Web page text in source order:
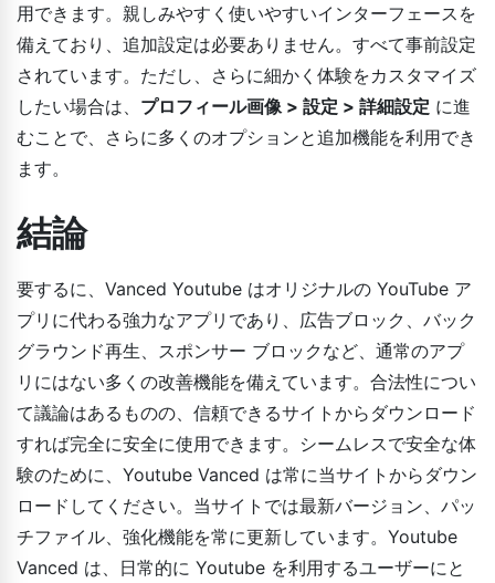
用できます。親しみやすく使いやすいインターフェースを
備えており、追加設定は必要ありません。すべて事前設定
されています。ただし、さらに細かく体験をカスタマイズ
したい場合は、 プロフィール画像 > 設定 > 詳細設定 に進
むことで、さらに多くのオプションと追加機能を利用でき
ます。
結論
要するに、Vanced Youtube はオリジナルの YouTube ア
プリに代わる強力なアプリであり、広告ブロック、バック
グラウンド再生、スポンサー ブロックなど、通常のアプ
リにはない多くの改善機能を備えています。合法性につい
て議論はあるものの、信頼できるサイトからダウンロード
すれば完全に安全に使用できます。シームレスで安全な体
験のために、Youtube Vanced は常に当サイトからダウン
ロードしてください。当サイトでは最新バージョン、パッ
チファイル、強化機能を常に更新しています。Youtube
Vanced は、日常的に Youtube を利用するユーザーにと